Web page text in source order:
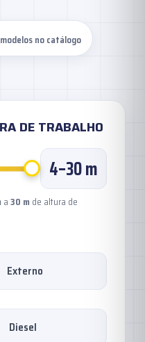
modelos no catálogo
DE TRABALHO
4–30m
a30 m de altura de
Externo
Diesel